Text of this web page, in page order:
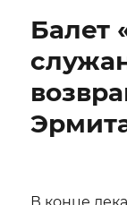
Балет